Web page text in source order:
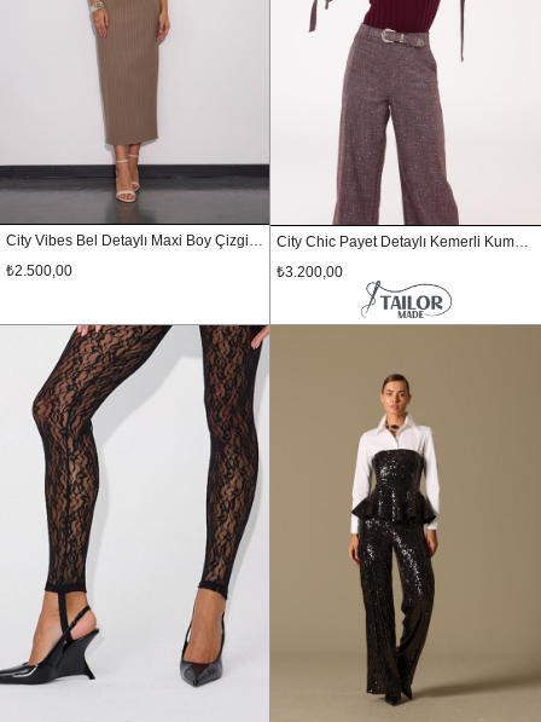
₺2.500,00
City Chic Payet Detaylı Kemerli Kumaş Pantolon KIRMIZI-GÜMÜŞ
₺3.200,00